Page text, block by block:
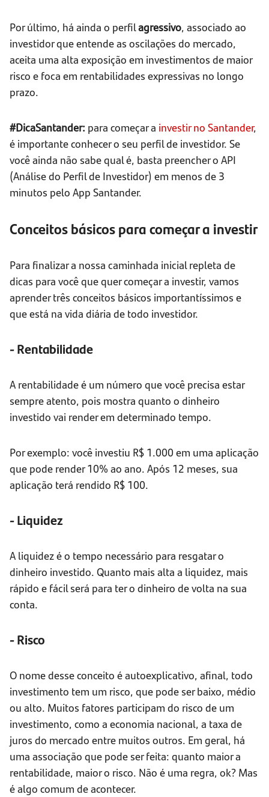
Por último, há ainda o perfilagressivo, associado ao
investidor que entende as oscilações do mercado,
aceita uma alta exposição em investimentos de maior
risco e foca em rentabilidades expressivas no longo
prazo.
#DicaSantander: para começar a investir no Santander,
é importante conhecer o seu perfil de investidor. Se
você ainda não sabe qual é, basta preencher o API
(Análise do Perfil de Investidor) em menos de 3
minutos pelo App Santander.
Conceitos básicos para começar a investir
Para finalizar a nossa caminhada inicial repleta de
dicas para você que quer começar a investir, vamos
aprender três conceitos básicos importantíssimos e
que está na vida diária de todo investidor.
- Rentabilidade
A rentabilidade é um número que você precisa estar
sempre atento, pois mostra quanto o dinheiro
investido vai render em determinado tempo.
Por exemplo: você investiu R$ 1.000 em uma aplicação
que pode render 10% ao ano. Após 12 meses, sua
aplicação terá rendido R$ 100.
- Liquidez
A liquidez é o tempo necessário para resgatar o
dinheiro investido. Quanto mais alta a liquidez, mais
rápido e fácil será para ter o dinheiro de volta na sua
conta.
- Risco
O nome desse conceito é autoexplicativo, afinal, todo
investimento tem um risco, que pode ser baixo, médio
ou alto. Muitos fatores participam do risco de um
investimento, como a economia nacional, a taxa de
juros do mercado entre muitos outros. Em geral, há
uma associação que pode ser feita: quanto maior a
rentabilidade, maior o risco. Não é uma regra, ok? Mas
é algo comum de acontecer.